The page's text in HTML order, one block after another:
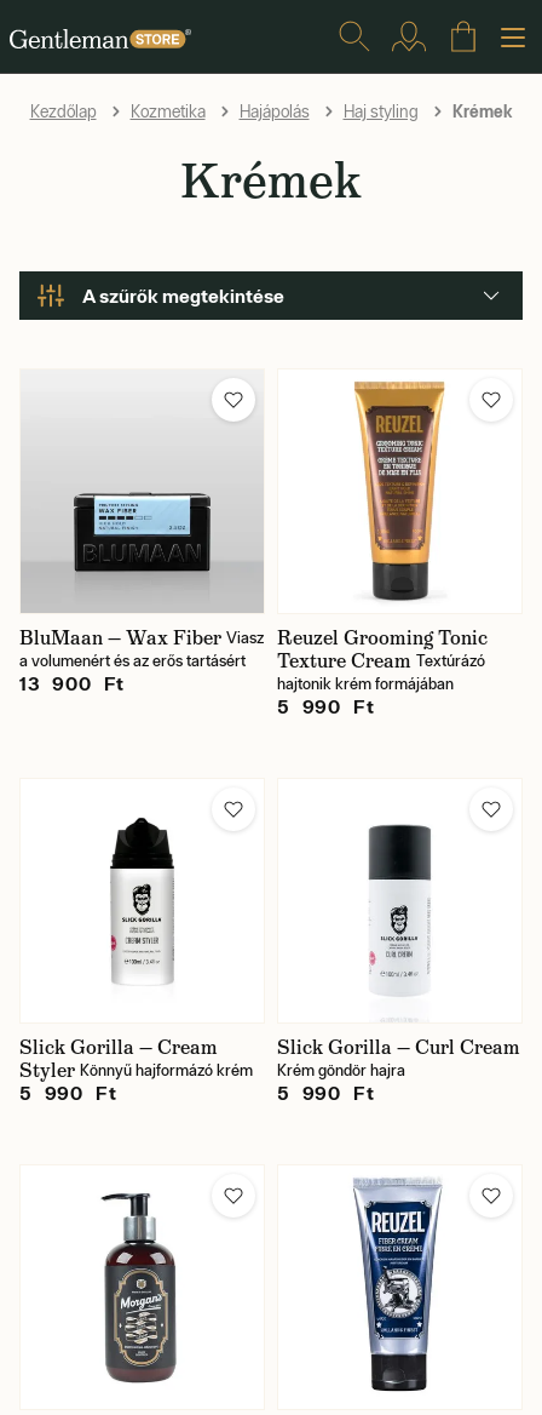
Kezdőlap Kozmetika Hajápolás Haj styling Krémek
Krémek
A szűrők megtekintése
Tartás
Készítmény típusa
Raktáron
BluMaan — Wax Fiber Viasz
a volumenért és az erős tartásért
13 900 Ft
Reuzel Grooming Tonic
Texture Cream Textúrázó
hajtonik krém formájában
5 990 Ft
Slick Gorilla — Cream
Styler Könnyű hajformázó krém
5 990 Ft
Slick Gorilla — Curl Cream
Krém göndör hajra
5 990 Ft